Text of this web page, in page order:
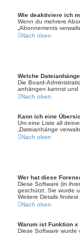
Wie deaktiviere ich
Wenn du mehrere
„Abonnements
Nach oben
Welche
Die Board-
anhängen kannst und
Nach oben
Kann ich eine
Um eine Liste all
„Dateianhänge
Nach oben
Wer hat diese
Diese Software (in
geschützt. Sie wurde
Weitere Details findest
Nach oben
Warum ist Funktion
Diese Software